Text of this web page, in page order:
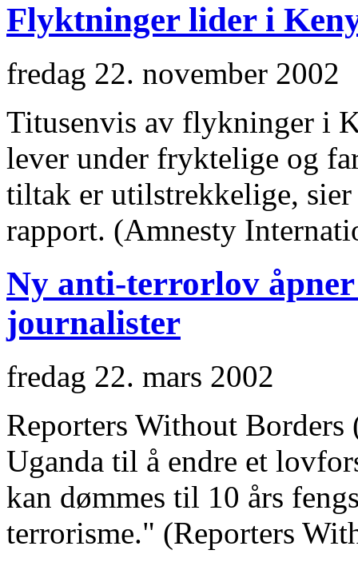
Flyktninger lider i
fredag 22. november 2002
Titusenvis av flykninger i
lever under fryktelige og
tiltak er utilstrekkelige,
rapport. (Amnesty
Ny anti-terrorlov
journalister
fredag 22. mars 2002
Reporters Without
Uganda til å endre et
kan dømmes til 10 års
terrorisme." (Reporters